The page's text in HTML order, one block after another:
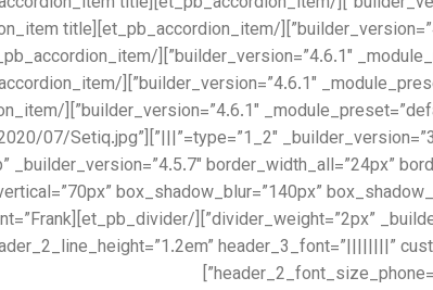
content/uploads/2020/07/Setiq.jpg”
_builder_version=”4.5.7″ border_width_all=”24px”
header_3_font=”||||||||”